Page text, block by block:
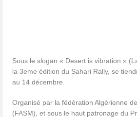
Sous le slogan « Desert is vibration »
la 3eme édition du Sahari Rally, se
au 14 décembre.
Organisé par la fédération Algérienne
(FASM), et sous le haut patronage du